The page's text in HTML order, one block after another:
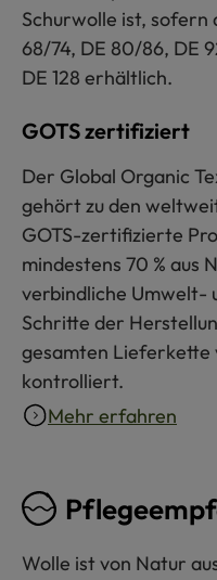
Schurwolle ist, sofern
68/74, DE 80/86, DE
DE 128 erhältlich.
GOTS zertifiziert
Der Global Organic
gehört zu den
GOTS-zertifizierte
mindestens 70 % aus
verbindliche Umwelt-
Schritte der
gesamten
kontrolliert.
Mehr erfahren
Wolle ist von Natur